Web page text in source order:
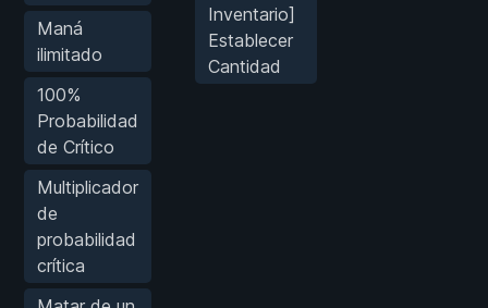
Maná
ilimitado
100%
Probabilidad
de Crítico
Multiplicador
de
probabilidad
crítica
Inventario]
Establecer
Cantidad